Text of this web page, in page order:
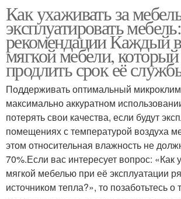
Как ухаживать за
эксплуатировать мебель:
рекомендации Каждый
мягкой мебели,
продлить срок её
Поддерживать оптимальный
максимально аккуратном
потерять свои качества, если будут
помещениях с температурой воздуха
этом относительная влажность не
70%.Если вас интересует вопрос: «Как
мягкой мебелью при её эксплуатации
источником тепла?», то позаботьтесь о